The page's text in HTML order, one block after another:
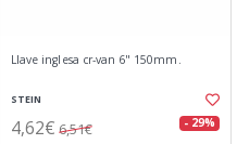
Llave inglesa cr-van 6" 150mm.
STEIN
4,62€ 6,51€ - 29%